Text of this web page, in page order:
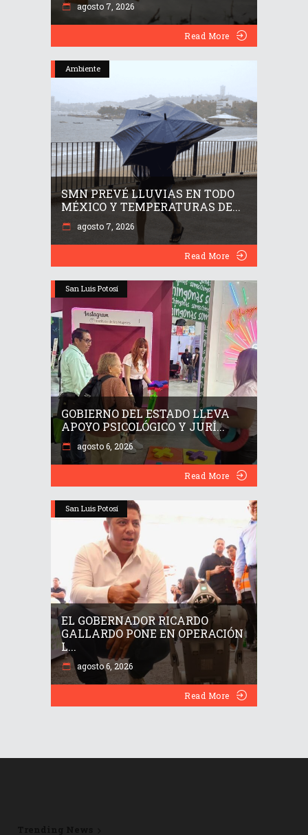
agosto 7, 2026
Read More
Ambiente
SMN PREVÉ LLUVIAS EN TODO
MÉXICO Y TEMPERATURAS DE...
agosto 7, 2026
Read More
San Luis Potosí
GOBIERNO DEL ESTADO LLEVA
APOYO PSICOLÓGICO Y JURÍ...
agosto 6, 2026
Read More
San Luis Potosí
EL GOBERNADOR RICARDO
GALLARDO PONE EN OPERACIÓN
L...
agosto 6, 2026
Read More